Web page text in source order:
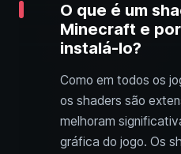
O que é um
Minecraft e
instalá-lo?
Como em todos os
os shaders são
melhoram
gráfica do jogo. Os